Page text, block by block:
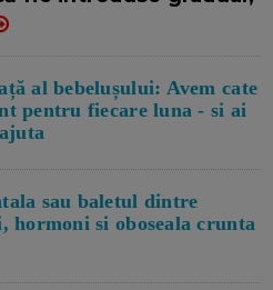
al bebelușului: Avem cate
pentru fiecare luna - si ai
sau baletul dintre
hormoni si oboseala crunta